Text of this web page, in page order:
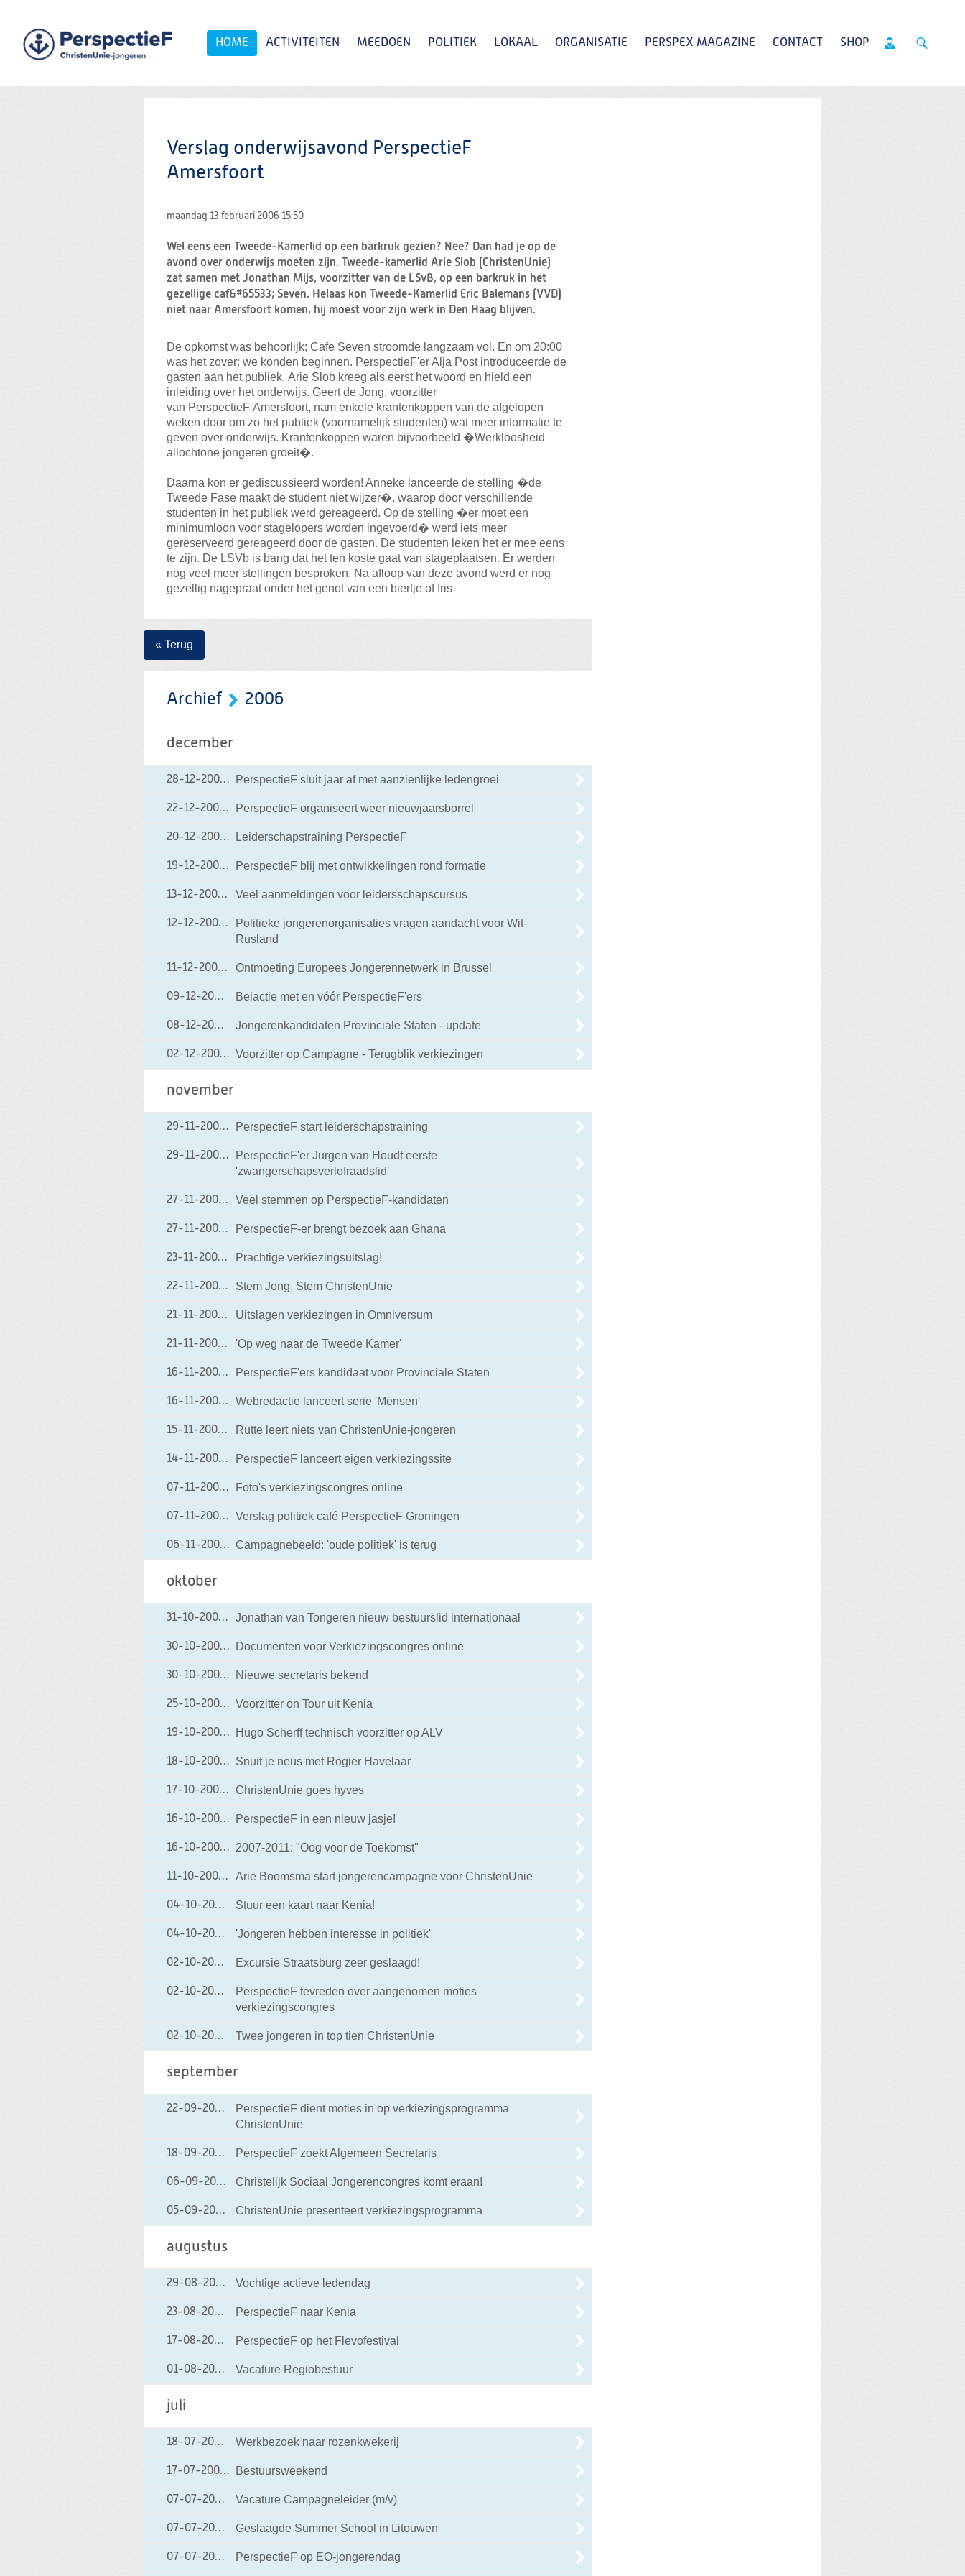
Spring
naar
HOME ACTIVITEITEN MEEDOEN POLITIEK LOKAAL ORGANISATIE PERSPEX MAGAZINE CONTACT SHOP
Verslag onderwijsavond PerspectieF
Amersfoort
maandag 13 februari 2006 15:50
Wel eens een Tweede-Kamerlid op een barkruk gezien? Nee? Dan had je op de
avond over onderwijs moeten zijn. Tweede-kamerlid Arie Slob (ChristenUnie)
zat samen met Jonathan Mijs, voorzitter van de LSvB, op een barkruk in het
gezellige caf&#65533; Seven. Helaas kon Tweede-Kamerlid Eric Balemans (VVD)
niet naar Amersfoort komen, hij moest voor zijn werk in Den Haag blijven.
De opkomst was behoorlijk; Cafe Seven stroomde langzaam vol. En om 20:00
was het zover: we konden beginnen. PerspectieF'er Alja Post introduceerde de
gasten aan het publiek. Arie Slob kreeg als eerst het woord en hield een
inleiding over het onderwijs. Geert de Jong, voorzitter
van PerspectieF Amersfoort, nam enkele krantenkoppen van de afgelopen
weken door om zo het publiek (voornamelijk studenten) wat meer informatie te
geven over onderwijs. Krantenkoppen waren bijvoorbeeld �Werkloosheid
allochtone jongeren groeit�.
Daarna kon er gediscussieerd worden! Anneke lanceerde de stelling �de
Tweede Fase maakt de student niet wijzer�, waarop door verschillende
studenten in het publiek werd gereageerd. Op de stelling �er moet een
minimumloon voor stagelopers worden ingevoerd� werd iets meer
gereserveerd gereageerd door de gasten. De studenten leken het er mee eens
te zijn. De LSVb is bang dat het ten koste gaat van stageplaatsen. Er werden
nog veel meer stellingen besproken. Na afloop van deze avond werd er nog
gezellig nagepraat onder het genot van een biertje of fris
« Terug
Archief 2006
december
28-12-200628-12-2006 16:25
PerspectieF sluit jaar af met aanzienlijke ledengroei
22-12-200622-12-2006 16:07
PerspectieF organiseert weer nieuwjaarsborrel
20-12-200620-12-2006 15:04
Leiderschapstraining PerspectieF
19-12-200619-12-2006 13:38
PerspectieF blij met ontwikkelingen rond formatie
13-12-200613-12-2006 15:38
Veel aanmeldingen voor leidersschapscursus
12-12-200612-12-2006 09:12
Politieke jongerenorganisaties vragen aandacht voor Wit-
Rusland
11-12-200611-12-2006 15:18
Ontmoeting Europees Jongerennetwerk in Brussel
09-12-2006 09-12-2006 15:28
Belactie met en vóór PerspectieF'ers
08-12-2006 08-12-2006 11:53
Jongerenkandidaten Provinciale Staten - update
02-12-200602-12-2006 18:48
Voorzitter op Campagne - Terugblik verkiezingen
november
29-11-200629-11-2006 16:55
PerspectieF start leiderschapstraining
29-11-200629-11-2006 07:38
PerspectieF'er Jurgen van Houdt eerste
'zwangerschapsverlofraadslid'
27-11-200627-11-2006 18:20
Veel stemmen op PerspectieF-kandidaten
27-11-200627-11-2006 08:12
PerspectieF-er brengt bezoek aan Ghana
23-11-200623-11-2006 15:57
Prachtige verkiezingsuitslag!
22-11-200622-11-2006 09:00
Stem Jong, Stem ChristenUnie
21-11-200621-11-2006 15:55
Uitslagen verkiezingen in Omniversum
21-11-200621-11-2006 06:17
'Op weg naar de Tweede Kamer'
16-11-200616-11-2006 18:00
PerspectieF'ers kandidaat voor Provinciale Staten
16-11-200616-11-2006 12:15
Webredactie lanceert serie 'Mensen'
15-11-200615-11-2006 00:02
Rutte leert niets van ChristenUnie-jongeren
14-11-200614-11-2006 13:46
PerspectieF lanceert eigen verkiezingssite
07-11-200607-11-2006 20:01
Foto's verkiezingscongres online
07-11-200607-11-2006 07:11
Verslag politiek café PerspectieF Groningen
06-11-200606-11-2006 10:51
Campagnebeeld: 'oude politiek' is terug
oktober
31-10-200631-10-2006 16:02
Jonathan van Tongeren nieuw bestuurslid internationaal
30-10-200630-10-2006 20:13
Documenten voor Verkiezingscongres online
30-10-200630-10-2006 10:39
Nieuwe secretaris bekend
25-10-200625-10-2006 13:02
Voorzitter on Tour uit Kenia
19-10-200619-10-2006 10:03
Hugo Scherff technisch voorzitter op ALV
18-10-200618-10-2006 10:12
Snuit je neus met Rogier Havelaar
17-10-200617-10-2006 10:16
ChristenUnie goes hyves
16-10-200616-10-2006 11:44
PerspectieF in een nieuw jasje!
16-10-200616-10-2006 10:12
2007-2011: "Oog voor de Toekomst"
11-10-200611-10-2006 20:49
Arie Boomsma start jongerencampagne voor ChristenUnie
04-10-2006 04-10-2006 21:04
Stuur een kaart naar Kenia!
04-10-2006 04-10-2006 10:57
'Jongeren hebben interesse in politiek'
02-10-2006 02-10-2006 22:39
Excursie Straatsburg zeer geslaagd!
02-10-2006 02-10-2006 09:15
PerspectieF tevreden over aangenomen moties
verkiezingscongres
02-10-2006 02-10-2006 09:11
Twee jongeren in top tien ChristenUnie
september
22-09-2006 22-09-2006 12:56
PerspectieF dient moties in op verkiezingsprogramma
ChristenUnie
18-09-2006 18-09-2006 17:30
PerspectieF zoekt Algemeen Secretaris
06-09-2006 06-09-2006 15:43
Christelijk Sociaal Jongerencongres komt eraan!
05-09-2006 05-09-2006 15:56
ChristenUnie presenteert verkiezingsprogramma
augustus
29-08-2006 29-08-2006 11:56
Vochtige actieve ledendag
23-08-2006 23-08-2006 12:38
PerspectieF naar Kenia
17-08-2006 17-08-2006 17:38
PerspectieF op het Flevofestival
01-08-2006 01-08-2006 14:19
Vacature Regiobestuur
juli
18-07-2006 18-07-2006 13:06
Werkbezoek naar rozenkwekerij
17-07-200617-07-2006 16:30
Bestuursweekend
07-07-2006 07-07-2006 15:25
Vacature Campagneleider (m/v)
07-07-2006 07-07-2006 14:00
Geslaagde Summer School in Litouwen
07-07-2006 07-07-2006 13:56
PerspectieF op EO-jongerendag